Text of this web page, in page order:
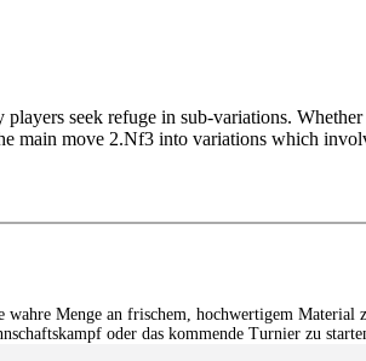
seek refuge in sub-variations.
main move 2.Nf3 into variations which
Menge an frischem, hochwertigem
oder das kommende Turnier zu